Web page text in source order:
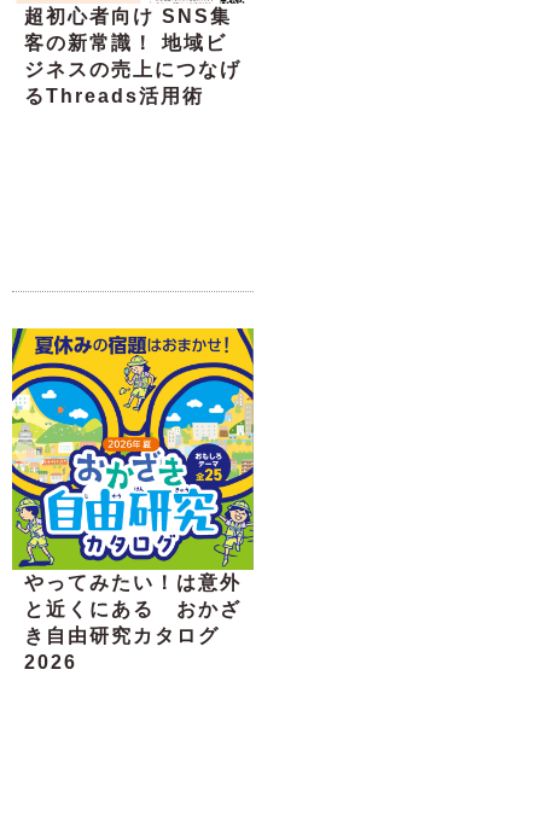
超初心者向け SNS集
客の新常識！ 地域ビ
ジネスの売上につなげ
るThreads活用術
やってみたい！は意外
と近くにある おかざ
き自由研究カタログ
2026